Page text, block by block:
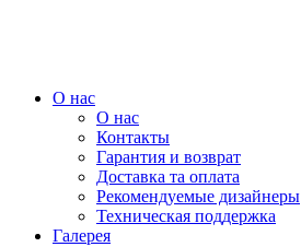
О нас
О нас
Контакты
Гарантия и возврат
Доставка та оплата
Рекомендуемые дизайнеры
Техническая поддержка
Галерея